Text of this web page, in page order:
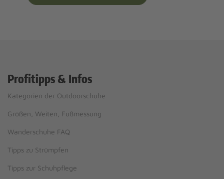
Profitipps & Infos
Kategorien der Outdoorschuhe
Größen, Weiten, Fußmessung
Wanderschuhe FAQ
Tipps zu Strümpfen
Tipps zur Schuhpflege